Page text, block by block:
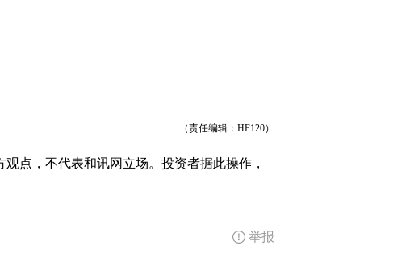
（责任编辑：HF120）
点，不代表和讯网立场。投资者据此操作，
举报